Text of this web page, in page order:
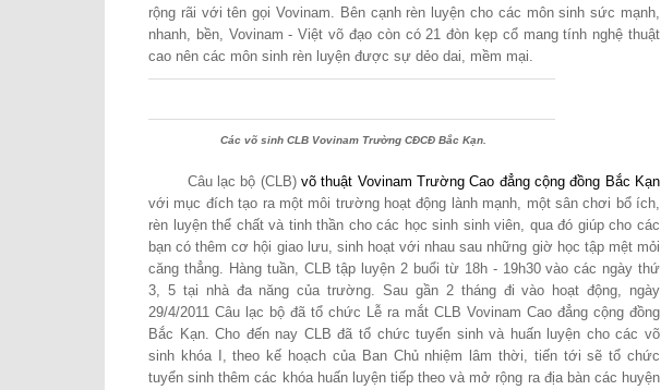
rộng rãi với tên gọi Vovinam. Bên cạnh rèn luyện cho các môn sinh sức mạnh,
nhanh, bền, Vovinam - Việt võ đạo còn có 21 đòn kẹp cổ mang tính nghệ thuật
cao nên các môn sinh rèn luyện được sự dẻo dai, mềm mại.
Các võ sinh CLB Vovinam Trường CĐCĐ Bắc Kạn.
Câu lạc bộ (CLB)võ thuật Vovinam Trường Cao đẳng cộng đồng Bắc Kạn
với mục đích tạo ra một môi trường hoạt động lành mạnh, một sân chơi bổ ích,
rèn luyện thể chất và tinh thần cho các học sinh sinh viên, qua đó giúp cho các
bạn có thêm cơ hội giao lưu, sinh hoạt với nhau sau những giờ học tập mệt mỏi
căng thẳng. Hàng tuần, CLB tập luyện 2 buổi từ 18h - 19h30 vào các ngày thứ
3, 5 tại nhà đa năng của trường. Sau gần 2 tháng đi vào hoạt động, ngày
29/4/2011 Câu lạc bộ đã tổ chức Lễ ra mắt CLB Vovinam Cao đẳng cộng đồng
Bắc Kạn. Cho đến nay CLB đã tổ chức tuyển sinh và huấn luyện cho các võ
sinh khóa I, theo kế hoạch của Ban Chủ nhiệm lâm thời, tiến tới sẽ tổ chức
tuyển sinh thêm các khóa huấn luyện tiếp theo và mở rộng ra địa bàn các huyện